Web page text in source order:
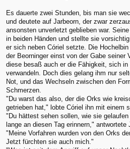
Es dauerte zwei Stunden, bis man sie
und deutete auf Jarbeorn, der zwar
ansonsten unverletzt geblieben war.
in beiden Händen und stellte sie
er sich neben Córiel setzte. Die
der Beorninger einst von der Gabe seiner
diese besaß auch er die Fähigkeit, sich
verwandeln. Doch dies gelang ihm nur
Not, und das Wechseln zwischen den
Schmerzen.
"Du warst das also, der die Orks wie
getrieben hat," lobte Córiel ihn mit einem
"Du hättest sehen sollen, wie sie
lange an diesen Tag erinnern," antwortete
"Meine Vorfahren wurden von den Orks
Jetzt fürchten sie auch mich."